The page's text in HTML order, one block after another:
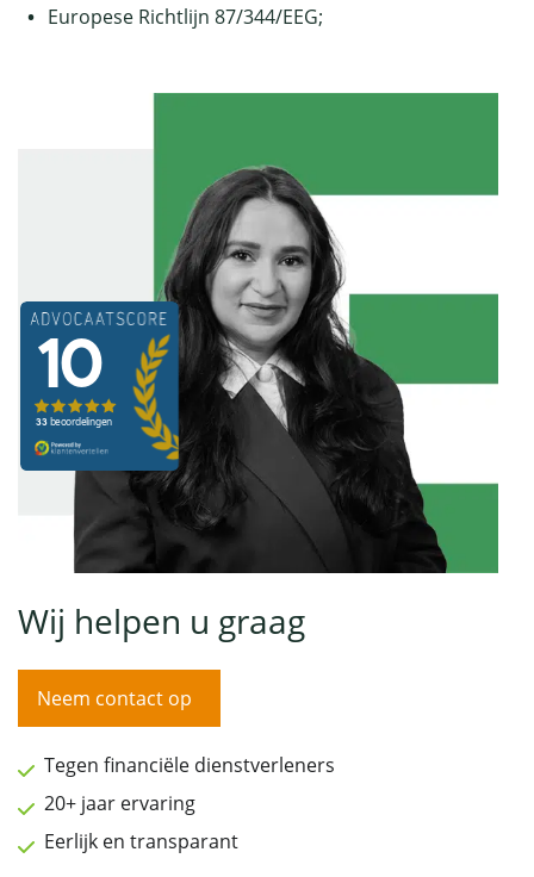
Europese Richtlijn 87/344/EEG;
Wij helpen u graag
Neem contact op
Tegen financiële dienstverleners
20+ jaar ervaring
Eerlijk en transparant